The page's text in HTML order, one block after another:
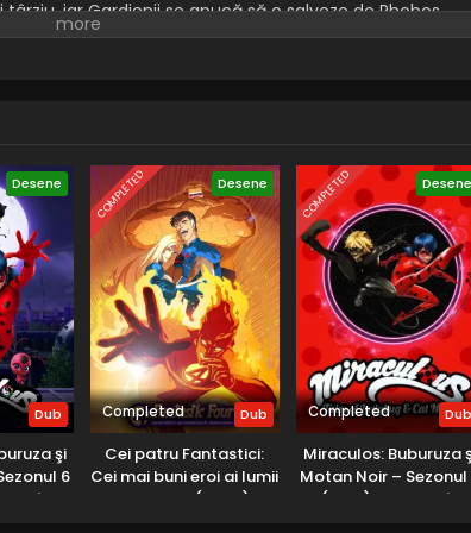
iar Gardienii se apucă să o salveze de Phobos.
moștenitor urcă pe tron, o nouă vrăjitoare
Desene
Dub
şi
6
în
COMPLETED Desene
Completed Dub
Cei patru Fantastici:
Cei mai buni eroi ai lumii
– Sezonul 1 (2006) –
COMPLETED Desene
Completed Dub
Miraculos: Buburuza
Motan Noir – Sezonul
(2019) – Dublat în